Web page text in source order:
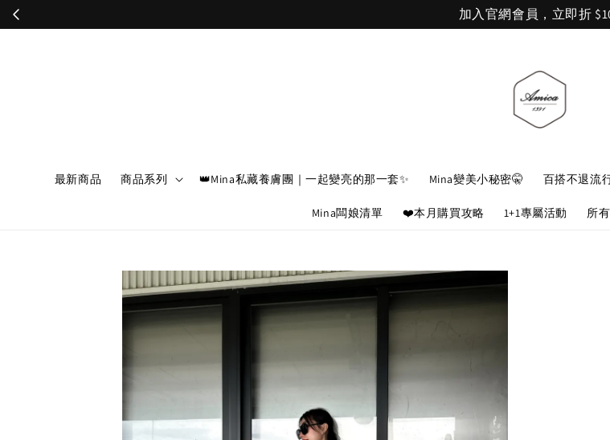
加入官網會員，立即折
最新商品 商品系列 👑Mina私藏養膚團｜一起變亮的那一套✨ Mina變美小秘密🤫 百搭不退流
Mina闆娘清單 ❤️本月購買攻略 1+1專屬活動 所